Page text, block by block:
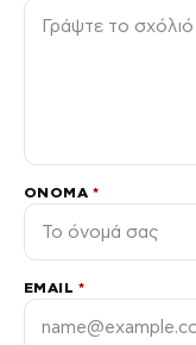
ΌΝΟΜΑ *
EMAIL *